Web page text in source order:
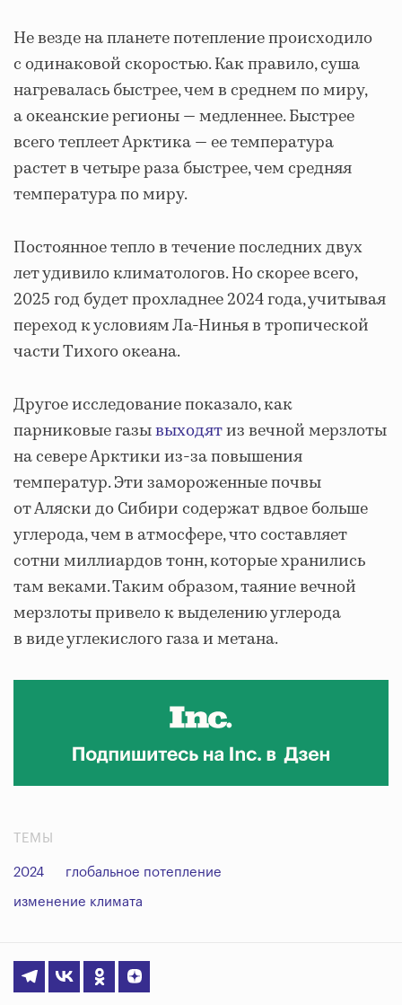
Не везде на планете потепление происходило
с одинаковой скоростью. Как правило, суша
нагревалась быстрее, чем в среднем по миру,
а океанские регионы — медленнее. Быстрее
всего теплеет Арктика — ее температура
растет в четыре раза быстрее, чем средняя
температура по миру.
Постоянное тепло в течение последних двух
лет удивило климатологов. Но скорее всего,
2025 год будет прохладнее 2024 года, учитывая
переход к условиям Ла-Нинья в тропической
части Тихого океана.
Другое исследование показало, как
парниковые газывыходятиз вечной мерзлоты
на севере Арктики из-за повышения
температур. Эти замороженные почвы
от Аляски до Сибири содержат вдвое больше
углерода, чем в атмосфере, что составляет
сотни миллиардов тонн, которые хранились
там веками. Таким образом, таяние вечной
мерзлоты привело к выделению углерода
в виде углекислого газа и метана.
ТЕМЫ
2024 глобальное потепление
изменение климата